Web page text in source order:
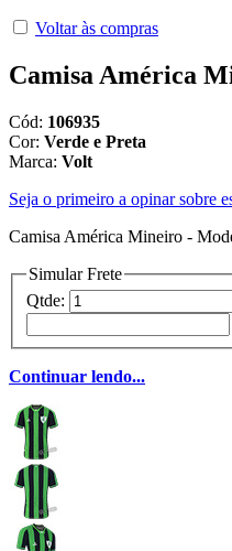
Voltar às compras
Camisa América
Cód: 106935
Cor: Verde e Preta
Marca: Volt
Seja o primeiro a opinar sobre
Camisa América Mineiro -
Simular Frete
Qtde:
Continuar lendo...